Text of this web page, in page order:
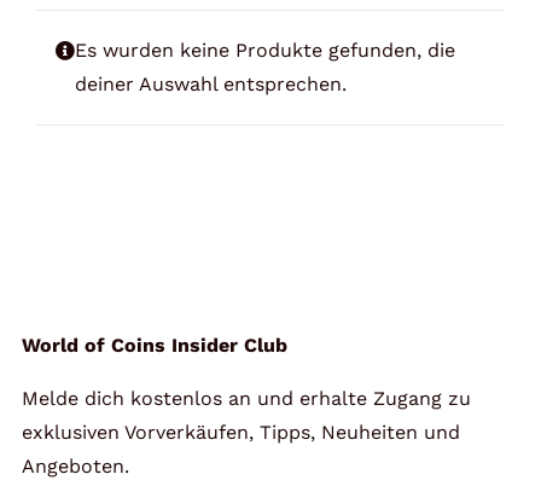
Kontakt
Es wurden keine Produkte gefunden, die
deiner Auswahl entsprechen.
World of Coins Insider Club
Melde dich kostenlos an und erhalte Zugang zu
exklusiven Vorverkäufen, Tipps, Neuheiten und
Angeboten.